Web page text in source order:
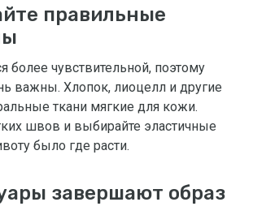
правильные
более чувствительной, поэтому
важны. Хлопок, лиоцелл и другие
ткани мягкие для кожи.
швов и выбирайте эластичные
было где расти.
завершают образ